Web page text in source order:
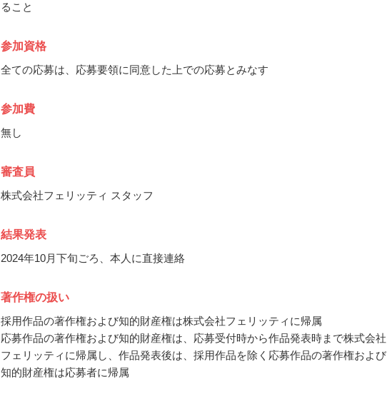
ること
参加資格
全ての応募は、応募要領に同意した上での応募とみなす
参加費
無し
審査員
株式会社フェリッティ スタッフ
結果発表
2024年10月下旬ごろ、本人に直接連絡
著作権の扱い
採用作品の著作権および知的財産権は株式会社フェリッティに帰属
応募作品の著作権および知的財産権は、応募受付時から作品発表時まで株式会社
フェリッティに帰属し、作品発表後は、採用作品を除く応募作品の著作権および
知的財産権は応募者に帰属